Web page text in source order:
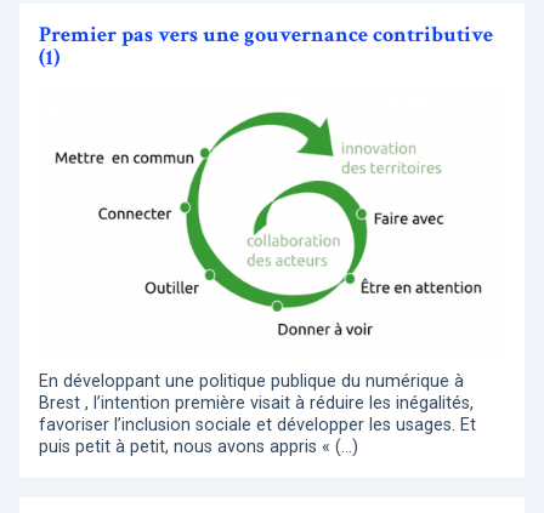
Premier pas vers une gouvernance contributive
(1)
En développant une politique publique du numérique à
Brest , l’intention première visait à réduire les inégalités,
favoriser l’inclusion sociale et développer les usages. Et
puis petit à petit, nous avons appris « (…)